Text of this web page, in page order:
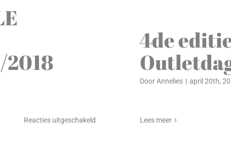
2018
Reacties uitgeschakeldvoor
4de
DoorAnnelies | april 20th,
Lees meer